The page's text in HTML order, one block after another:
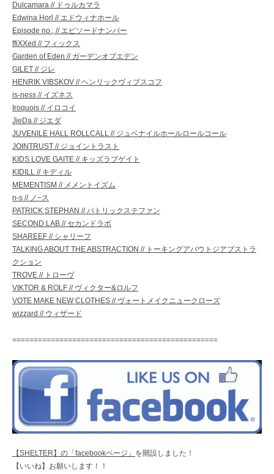
Dulcamara // ドゥルカマラ
Edwina Horl // エドウィナホール
Episode no., // エピソードナンバー
ffiXXed // フィックス
Garden of Eden // ガーデンオブエデン
GILET // ジレ
HENRIK VIBSKOV // ヘンリックヴィブスコフ
is-ness // イズネス
Iroquois // イロコイ
JieDa // ジエダ
JUVENILE HALL ROLLCALL // ジュベナイルホールロールコール
JOINTRUST // ジョイントラスト
KIDS LOVE GAITE // キッズラブゲイト
KIDILL // キディル
MEMENTISM // メメントイズム
n-s // ノ−ス
PATRICK STEPHAN // パトリックステファン
SECOND LAB.// セカンドラボ
SHAREEF // シャリーフ
TALKING ABOUT THE ABSTRACTION // トーキングアバウトジアブストラ
クション
TROVE // トローヴ
VIKTOR & ROLF // ヴィクター&ロルフ
VOTE MAKE NEW CLOTHES // ヴォートメイクニュークローズ
wizzard // ウィザード
================================================
【SHELTER】の「facebookページ」 を開設しました！
【いいね】お願いします！！